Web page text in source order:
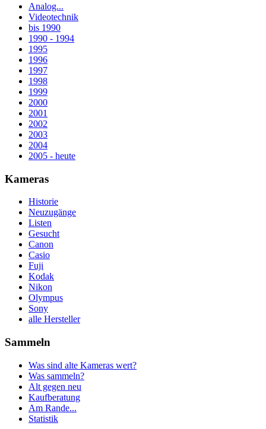
Analog...
Videotechnik
bis 1990
1990 - 1994
1995
1996
1997
1998
1999
2000
2001
2002
2003
2004
2005 - heute
Kameras
Historie
Neuzugänge
Listen
Gesucht
Canon
Casio
Fuji
Kodak
Nikon
Olympus
Sony
alle Hersteller
Sammeln
Was sind alte Kameras wert?
Was sammeln?
Alt gegen neu
Kaufberatung
Am Rande...
Statistik